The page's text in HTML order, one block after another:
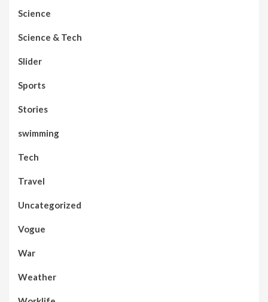
Science
Science & Tech
Slider
Sports
Stories
swimming
Tech
Travel
Uncategorized
Vogue
War
Weather